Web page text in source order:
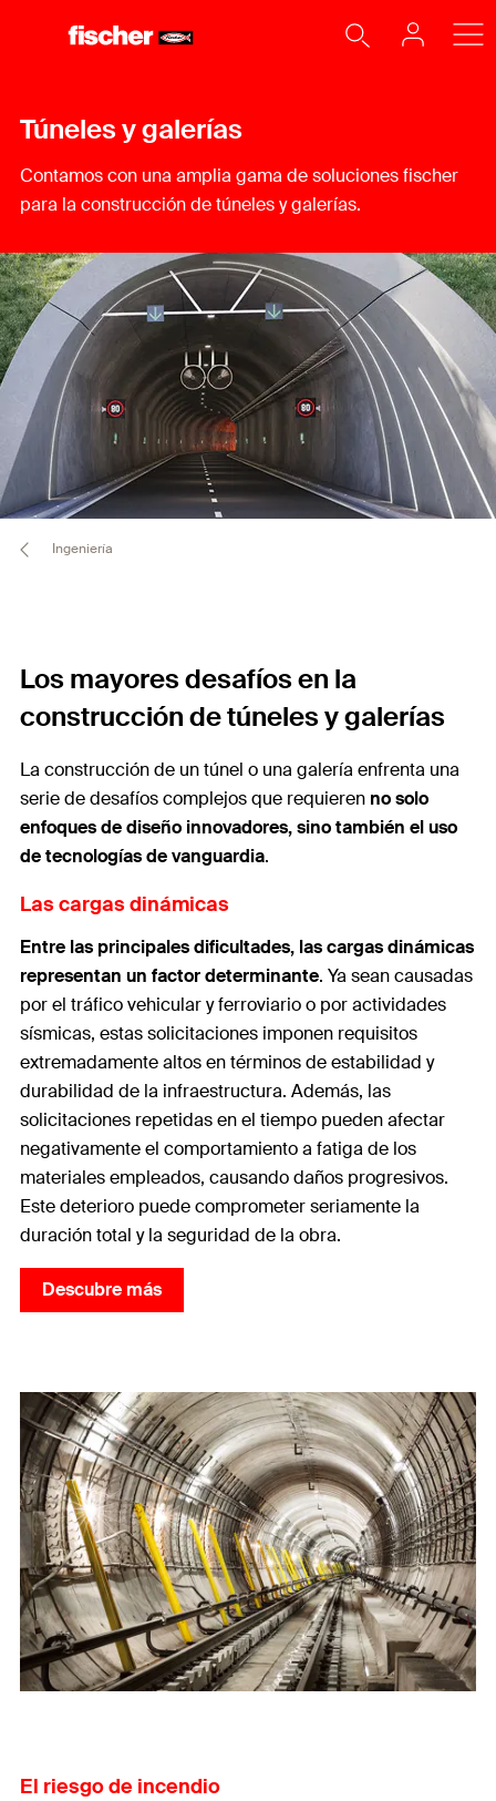
Túneles y galerías
Contamos con una amplia gama de soluciones fischer
para la construcción de túneles y galerías.
Ingeniería
Los mayores desafíos en la
construcción de túneles y galerías
La construcción de un túnel o una galería enfrenta una
serie de desafíos complejos que requieren no solo
enfoques de diseño innovadores, sino también el uso
de tecnologías de vanguardia.
Las cargas dinámicas
Entre las principales dificultades, las cargas dinámicas
representan un factor determinante. Ya sean causadas
por el tráfico vehicular y ferroviario o por actividades
sísmicas, estas solicitaciones imponen requisitos
extremadamente altos en términos de estabilidad y
durabilidad de la infraestructura. Además, las
solicitaciones repetidas en el tiempo pueden afectar
negativamente el comportamiento a fatiga de los
materiales empleados, causando daños progresivos.
Este deterioro puede comprometer seriamente la
duración total y la seguridad de la obra.
Descubre más
El riesgo de incendio